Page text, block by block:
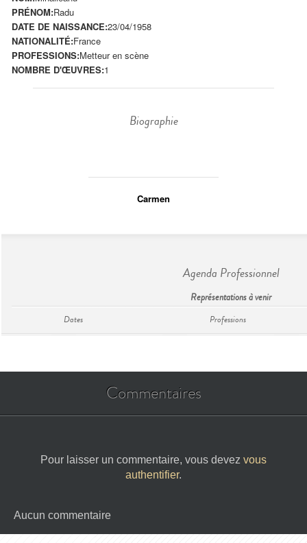
PRÉNOM:Radu
DATE DE NAISSANCE:23/04/1958
NATIONALITÉ:France
PROFESSIONS:Metteur en scène
NOMBRE D'ŒUVRES:1
Biographie
Carmen
Agenda Professionnel
Représentations à venir
Dates Professions
Commentaires
Pour laisser un commentaire, vous devez vous
authentifier.
Aucun commentaire